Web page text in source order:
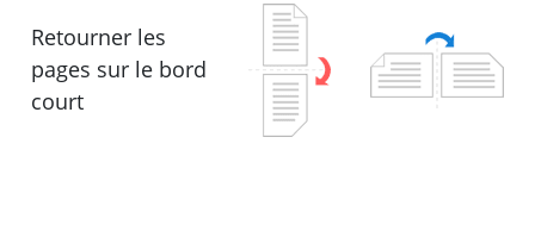
Retourner les
pages sur le bord
court